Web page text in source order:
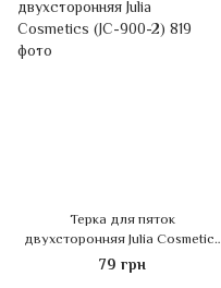
Терка для пяток
двухсторонняя Julia Cosmetics
(JC-900-2)
79 грн